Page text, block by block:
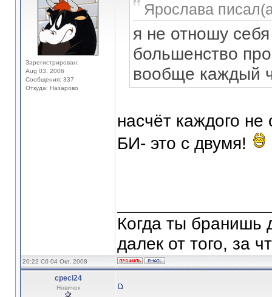
Зарегистрирован:
Aug 03, 2006
Сообщения: 337
Откуда: Назарово
Ярослава
я не отношу
большенство
вообще каждый
насчёт каждого
БИ- это с двумя!
Когда ты бранишь
далек от того, за
20:22 Сб 04 Окт, 2008
cpecl24
Новичок